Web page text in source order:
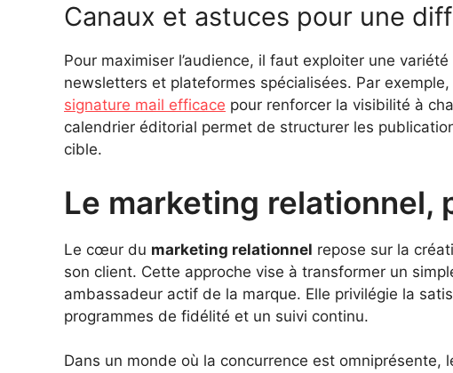
Canaux et astuces pour une
Pour maximiser l’audience, il faut exploiter une
newsletters et plateformes spécialisées. Par
signature mail efficace pour renforcer la visibilité à
calendrier éditorial permet de structurer les
cible.
Le marketing relationnel,
Le cœur du marketing relationnel repose sur la
son client. Cette approche vise à transformer un
ambassadeur actif de la marque. Elle privilégie la
programmes de fidélité et un suivi continu.
Dans un monde où la concurrence est omniprésente,